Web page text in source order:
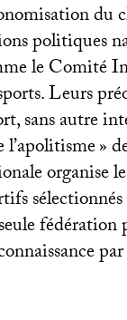
du
politiques
le Comité
Leurs
sans autre
»
organise